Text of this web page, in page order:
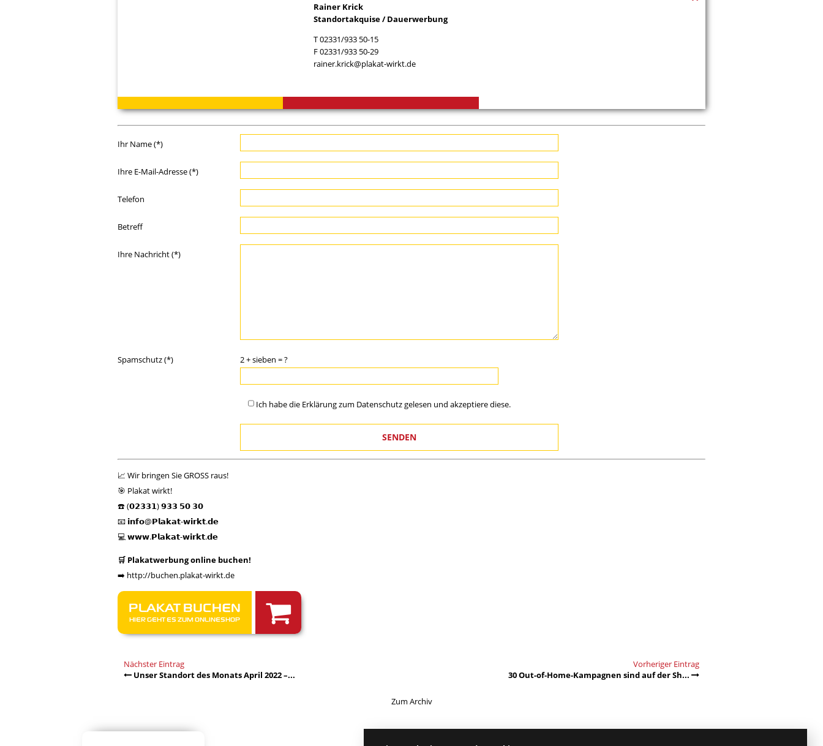
Rainer Krick
Standortakquise / Dauerwerbung
T 02331/933 50-15
F 02331/933 50-29
rainer.krick@plakat-wirkt.de
Ihr Name (*)
Ihre E-Mail-Adresse (*)
Telefon
Betreff
Ihre Nachricht (*)
Spamschutz (*) 2 + sieben = ?
Ich habe die Erklärung zum Datenschutzgelesen und akzeptiere diese.
📈 Wir bringen Sie GROSS raus!
🎯 Plakat wirkt!
☎️ (𝟬𝟮𝟯𝟯𝟭) 𝟵𝟯𝟯 𝟱𝟬 𝟯𝟬
📧 𝗶𝗻𝗳𝗼@𝗣𝗹𝗮𝗸𝗮𝘁-𝘄𝗶𝗿𝗸𝘁.𝗱𝗲
💻 𝘄𝘄𝘄.𝗣𝗹𝗮𝗸𝗮𝘁-𝘄𝗶𝗿𝗸𝘁.𝗱𝗲
🛒 Plakatwerbung online buchen!
➡️ http://buchen.plakat-wirkt.de
PLAKAT BUCHEN
HIER GEHT ES ZUM ONLINESHOP
Nächster Eintrag
Unser Standort des Monats April 2022 –...
Vorheriger Eintrag
30 Out-of-Home-Kampagnen sind auf der Sh...
Zum Archiv